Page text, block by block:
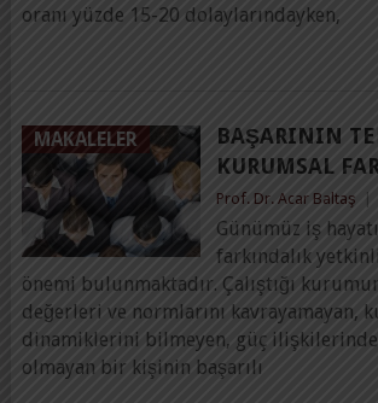
oranı yüzde 15-20 dolaylarındayken,
MAKALELER
BAŞARININ
KURUMSAL
Prof. Dr. Acar Baltaş
Günümüz iş
farkındalık
önemi bulunmaktadır. Çalıştığı
değerleri ve normlarını kavrayamayan,
dinamiklerini bilmeyen, güç
olmayan bir kişinin başarılı